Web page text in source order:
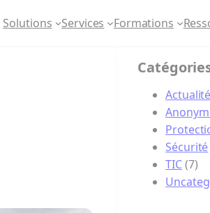
Solutions Services Formations
Sécurité
TIC(7)